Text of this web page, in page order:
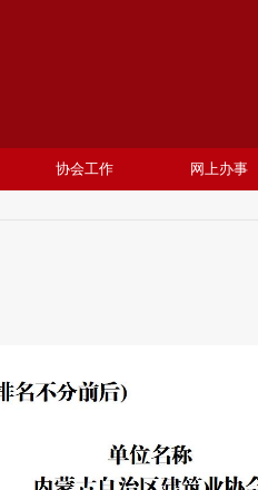
协会工作 网上办事